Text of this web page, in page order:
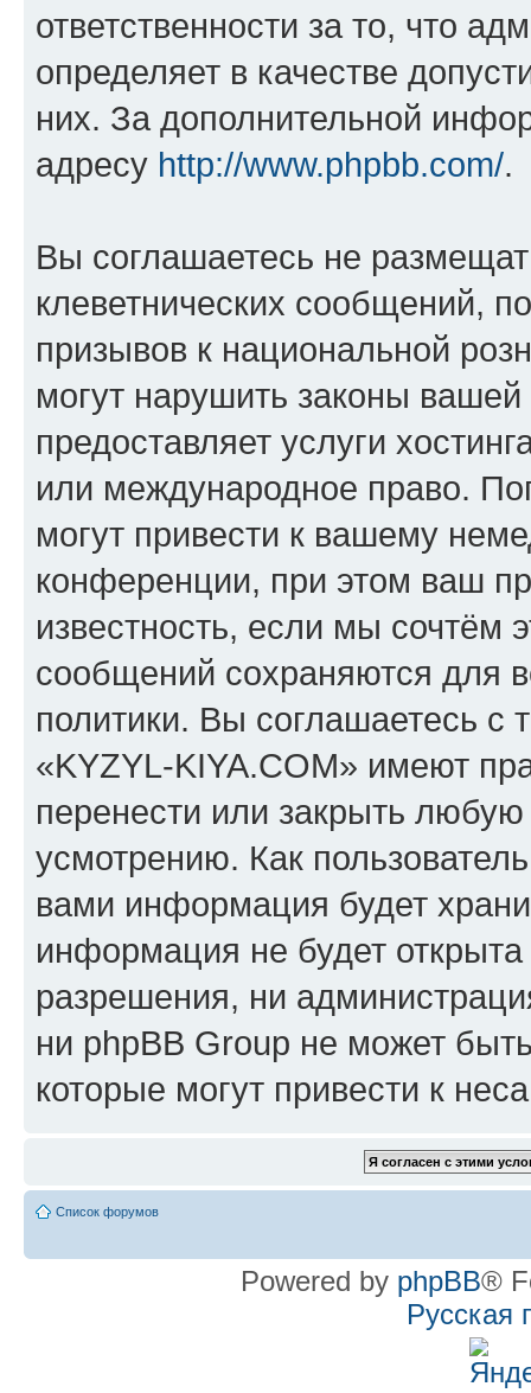
ответственности за то, что
определяет в качестве
них. За дополнительной
адресу http://www.phpbb.com/.
Вы соглашаетесь не
клеветнических сообщений,
призывов к национальной
могут нарушить законы
предоставляет услуги
или международное право.
могут привести к вашему
конференции, при этом ваш
известность, если мы сочтём
сообщений сохраняются для
политики. Вы соглашаетесь
«KYZYL-KIYA.COM» имеют
перенести или закрыть
усмотрению. Как
вами информация будет
информация не будет
разрешения, ни
ни phpBB Group не может
которые могут привести к
Список форумов
Powered by phpBB®
Русская